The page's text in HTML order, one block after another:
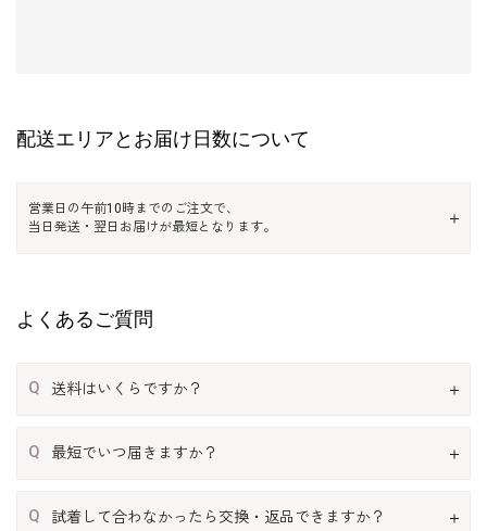
配送エリアとお届け日数について
営業日の午前10時までのご注文で、
当日発送・翌日お届けが最短となります。
よくあるご質問
Q 送料はいくらですか？
Q 最短でいつ届きますか？
Q 試着して合わなかったら交換・返品できますか？